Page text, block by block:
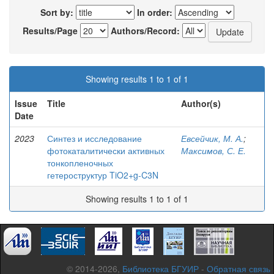
Sort by:
In order:
Results/Page
Authors/Record:
Showing results 1 to 1 of 1
Issue
Date
Title Author(s)
2023
Синтез и исследование
фотокаталитически активных
тонкопленочных
гетероструктур TiO2+g-C3N
Евсейчик, М. А.;
Максимов, С. Е.
Showing results 1 to 1 of 1
© 2014-2026, Библиотека БГУИР - Обратная связь